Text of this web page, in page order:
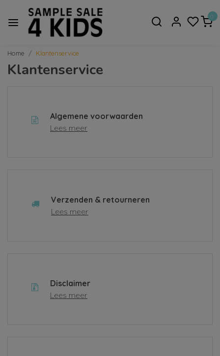
0
Home Klantenservice
Klantenservice
Algemene voorwaarden
Lees meer
Verzenden & retourneren
Lees meer
Disclaimer
Lees meer